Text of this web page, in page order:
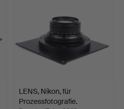
LENS, Nikon, für
Prozessfotografie.